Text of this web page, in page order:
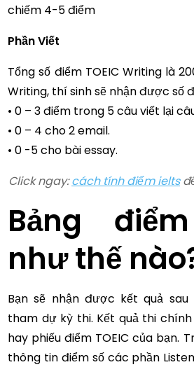
chiếm 4-5 điểm
Phần Viết
Tổng số điểm TOEIC Writing là
Writing, thí sinh sẽ nhận được số
• 0 – 3 điểm trong 5 câu viết lại
• 0 – 4 cho 2 email.
• 0 -5 cho bài essay.
Click ngay:cách tính điểm ielts
Bảng
như thế
Bạn sẽ nhận được kết quả
tham dự kỳ thi. Kết quả thi chính
hay phiếu điểm TOEIC của bạn.
thông tin điểm số các phần